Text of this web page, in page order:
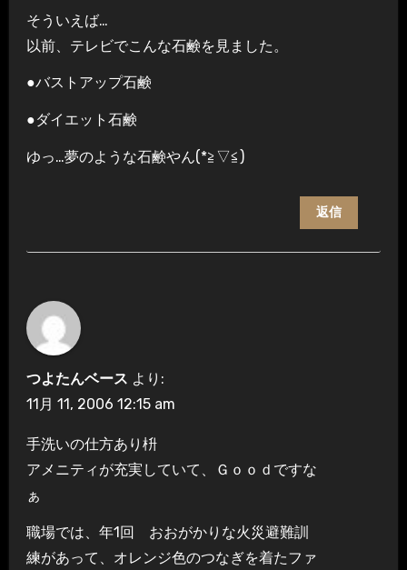
そういえば…
以前、テレビでこんな石鹸を見ました。
●バストアップ石鹸
●ダイエット石鹸
ゆっ…夢のような石鹸やん(*≧▽≦)
返信
つよたんベース より:
11月 11, 2006 12:15 am
手洗いの仕方あり枡
アメニティが充実していて、Ｇｏｏｄですな
ぁ
職場では、年1回 おおがかりな火災避難訓
練があって、オレンジ色のつなぎを着たファ